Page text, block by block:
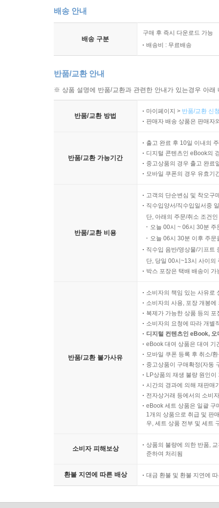
배송 안내
배송 구분
구매 후 즉시 다운로드 가능
배송비 : 무료배송
반품/교환 안내
※ 상품 설명에 반품/교환과 관련한 안내가 있는경우 아
반품/교환 방법
마이페이지 > 반품/교환 신
판매자 배송 상품은 판매자
반품/교환 가능기간
출고 완료 후 10일 이내의
디지털 콘텐츠인 eBook의
중고상품의 경우 출고 완료
모바일 쿠폰의 경우 유효기
반품/교환 비용
고객의 단순변심 및 착오구
직수입양서/직수입일서중
단, 아래의 주문/취소 조건
오늘 00시 ~ 06시 30분
오늘 06시 30분 이후 주
직수입 음반/영상물/기프트
단, 당일 00시~13시 사이의
박스 포장은 택배 배송이
반품/교환 불가사유
소비자의 책임 있는 사유로
소비자의 사용, 포장 개봉
복제가 가능한 상품 등의
소비자의 요청에 따라 개별
디지털 컨텐츠인 eBook,
eBook 대여 상품은 대여 기
모바일 쿠폰 등록 후 취소/
중고상품이 구매확정(자동
LP상품의 재생 불량 원인
시간의 경과에 의해 재판매
전자상거래 등에서의 소비
eBook 세트 상품은 일괄 구
1개의 상품으로 취급 및 판
우, 세트 상품 전부 및 세트
소비자 피해보상
상품의 불량에 의한 반품,
준하여 처리됨
환불 지연에 따른 배상 대금 환불 및 환불 지연에